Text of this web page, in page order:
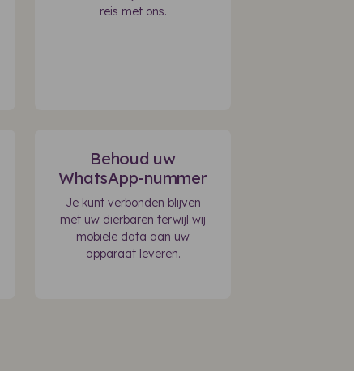
reis met ons.
Behoud uw
WhatsApp-nummer
Je kunt verbonden blijven
met uw dierbaren terwijl wij
mobiele data aan uw
apparaat leveren.